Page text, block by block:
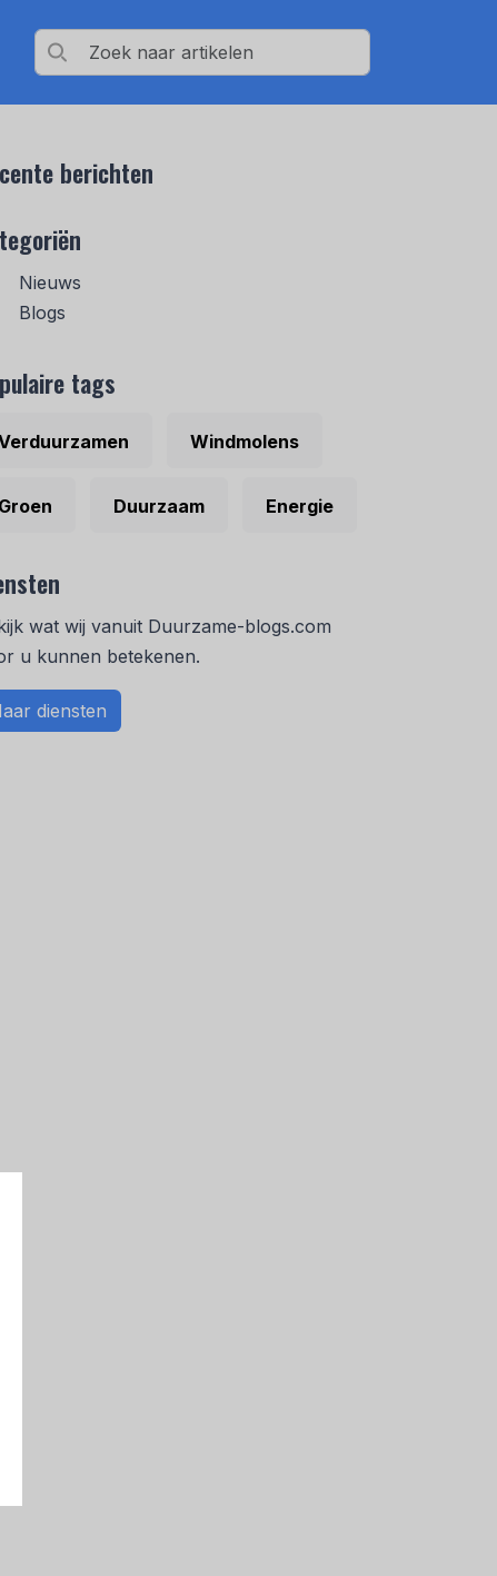
berichten
Nieuws
Blogs
tags
Windmolens
Groen Duurzaam Energie
wat wij vanuit Duurzame-blogs.com
u kunnen betekenen.
diensten